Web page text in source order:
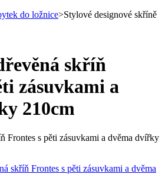
do ložnice>Stylové designové skříně
skříň
zásuvkami a
210cm